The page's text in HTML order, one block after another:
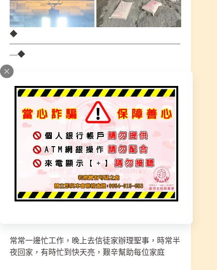
◆
——————————————————————
—◆
◎民國90年，完成〝三清道祖〞開光安座儀式。
◎民國91年
師父通靈可開口
並直問馬上可通神並依指示訴說
這時辦理〔家中神尊陰事情況〕
符法還沒這麼多，辦理陽宅神尊卡陰時都需等待晚
常常一邊忙工作，晚上去信徒家辦理聖事，時常半
夜回家，有時忙到快天亮，艱辛幫助每位家庭